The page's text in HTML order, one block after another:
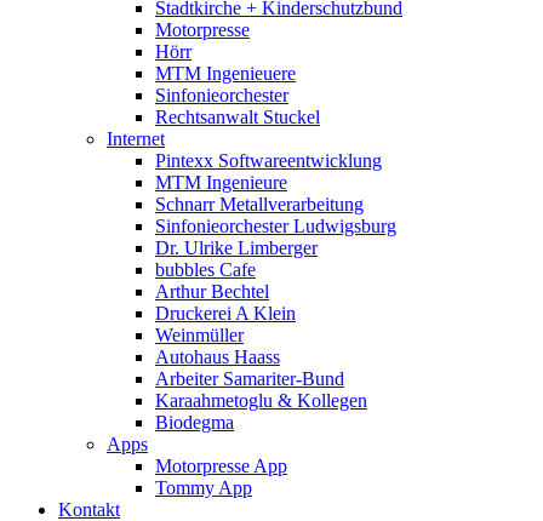
Stadtkirche + Kinderschutzbund
Motorpresse
Hörr
MTM Ingenieuere
Sinfonieorchester
Rechtsanwalt Stuckel
Internet
Pintexx Softwareentwicklung
MTM Ingenieure
Schnarr Metallverarbeitung
Sinfonieorchester Ludwigsburg
Dr. Ulrike Limberger
bubbles Cafe
Arthur Bechtel
Druckerei A Klein
Weinmüller
Autohaus Haass
Arbeiter Samariter-Bund
Karaahmetoglu & Kollegen
Biodegma
Apps
Motorpresse App
Tommy App
Kontakt